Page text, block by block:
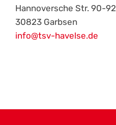
Hannoversche Str. 90-92
30823 Garbsen
info@tsv-havelse.de